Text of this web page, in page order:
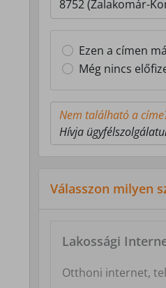
Ezen a címen
Még nincs
Nem található a
Hívja
Válasszon milyen
Lakossági
Otthoni internet,